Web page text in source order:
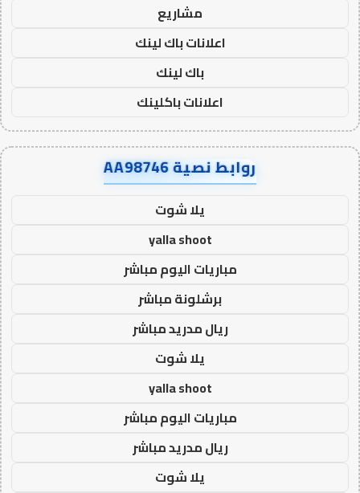
مشاريع
اعلانات باك لينك
باك لينك
اعلانات باكلينك
روابط نصية AA98746
يلا شوت
yalla shoot
مباريات اليوم مباشر
برشلونة مباشر
ريال مدريد مباشر
يلا شوت
yalla shoot
مباريات اليوم مباشر
ريال مدريد مباشر
يلا شوت